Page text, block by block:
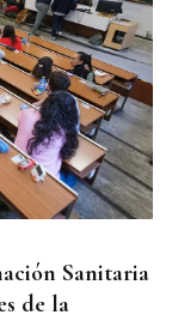
Sanitaria
de la